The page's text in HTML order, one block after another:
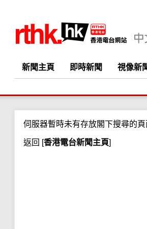
新聞主頁 即時新聞 視像新
伺服器暫時未有存放閣下搜尋的頁
返回 [香港電台新聞主頁]